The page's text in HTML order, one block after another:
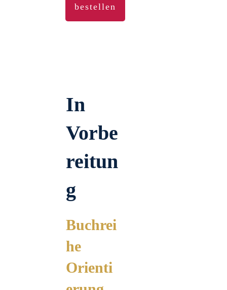
bestellen
In
Vorbe
reitun
g
Buchrei
he
Orienti